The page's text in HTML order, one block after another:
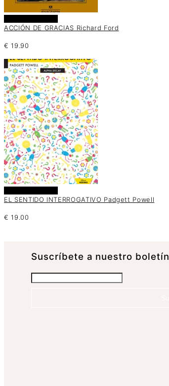
ACCIÓN DE GRACIAS Richard Ford
€ 19.90
EL SENTIDO INTERROGATIVO Padgett Powell
€ 19.00
Suscrí­bete a nuestro boletín